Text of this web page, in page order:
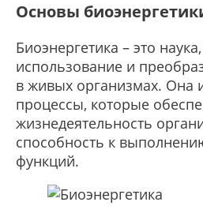
Основы
Биоэнергетика – это
использование и
в живых организмах. Она
процессы, которые
жизнедеятельность
способность к
функций.